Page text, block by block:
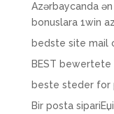
Azərbaycanda
bonuslara 1win
bedste site mail
BEST
beste steder for
Bir posta